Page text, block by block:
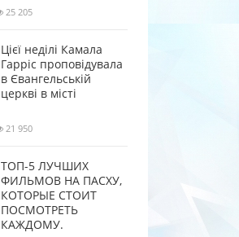
25 205
Цієї неділі Камала
Гарріс проповідувала
в Євангельській
церкві в місті
21 950
ТОП-5 ЛУЧШИХ
ФИЛЬМОВ НА ПАСХУ,
КОТОРЫЕ СТОИТ
ПОСМОТРЕТЬ
КАЖДОМУ.